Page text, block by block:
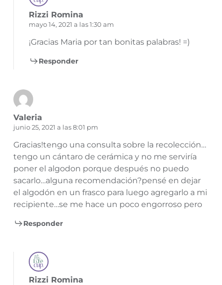
Rizzi Romina
mayo 14, 2021 a las 1:30 am
¡Gracias Maria por tan bonitas palabras! =)
Responder
Valeria
junio 25, 2021 a las 8:01 pm
Gracias!tengo una consulta sobre la recolección…
tengo un cántaro de cerámica y no me serviría
poner el algodon porque después no puedo
sacarlo…alguna recomendación?pensé en dejar
el algodón en un frasco para luego agregarlo a mi
recipiente…se me hace un poco engorroso pero
Responder
Rizzi Romina